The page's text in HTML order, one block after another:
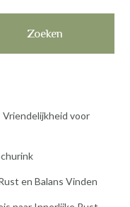
Zoeken
voor
en Balans Vinden